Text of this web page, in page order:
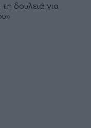
δουλειά για